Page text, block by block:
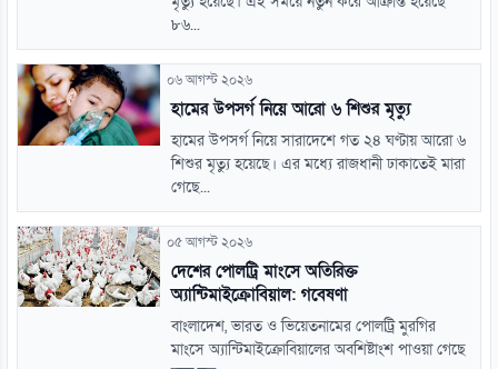
৮৬...
০৬ আগস্ট ২০২৬
হামের উপসর্গ নিয়ে আরো ৬ শিশুর মৃত্যু
হামের উপসর্গ নিয়ে সারাদেশে গত ২৪ ঘণ্টায় আরো ৬
শিশুর মৃত্যু হয়েছে। এর মধ্যে রাজধানী ঢাকাতেই মারা
গেছে...
০৫ আগস্ট ২০২৬
দেশের পোলট্রি মাংসে অতিরিক্ত
অ্যান্টিমাইক্রোবিয়াল: গবেষণা
বাংলাদেশ, ভারত ও ভিয়েতনামের পোলট্রি মুরগির
মাংসে অ্যান্টিমাইক্রোবিয়ালের অবশিষ্টাংশ পাওয়া গেছে